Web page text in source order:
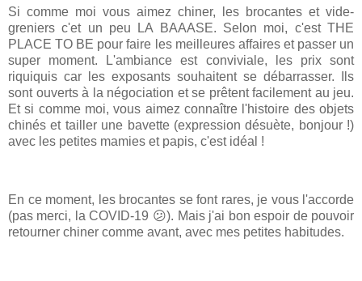
Si comme moi vous aimez chiner, les brocantes et vide-
greniers c'et un peu LA BAAASE. Selon moi, c'est THE
PLACE TO BE pour faire les meilleures affaires et passer un
super moment. L'ambiance est conviviale, les prix sont
riquiquis car les exposants souhaitent se débarrasser. Ils
sont ouverts à la négociation et se prêtent facilement au jeu.
Et si comme moi, vous aimez connaître l'histoire des objets
chinés et tailler une bavette (expression désuète, bonjour !)
avec les petites mamies et papis, c'est idéal !
En ce moment, les brocantes se font rares, je vous l'accorde
(pas merci, la COVID-19 😕). Mais j'ai bon espoir de pouvoir
retourner chiner comme avant, avec mes petites habitudes.